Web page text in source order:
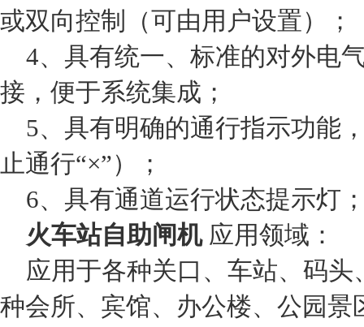
或双向控制（可由用户设置）；
4、具有统一、标准的对外电
接，便于系统集成；
5、具有明确的通行指示功能
止通行“×”）；
6、具有通道运行状态提示灯
火车站自助闸机应用领域：
应用于各种关口、车站、码头
种会所、宾馆、办公楼、公园